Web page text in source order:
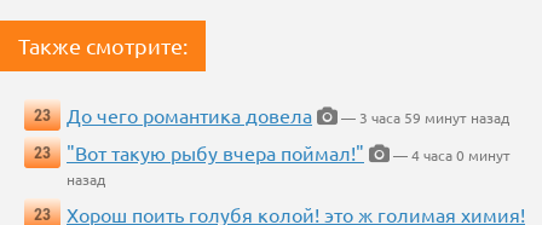
Также смотрите:
23 До чего романтика довела
— 3 часа 59 минут назад
23
"Вот такую рыбу вчера поймал!"
— 4 часа 0 минут
назад
23
Хорош поить голубя колой! это ж голимая химия!